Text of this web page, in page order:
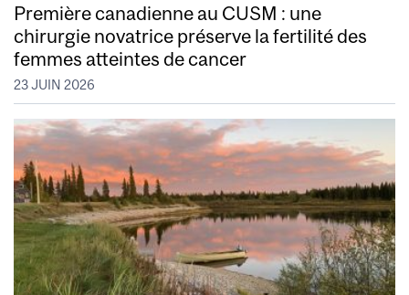
Première canadienne au CUSM : une
chirurgie novatrice préserve la fertilité des
femmes atteintes de cancer
23 JUIN 2026